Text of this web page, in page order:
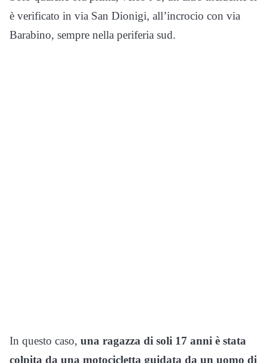
è verificato in via San Dionigi, all’incrocio con via
Barabino, sempre nella periferia sud.
In questo caso, una ragazza di soli 17 anni è stata
colpita da una motocicletta guidata da un uomo di